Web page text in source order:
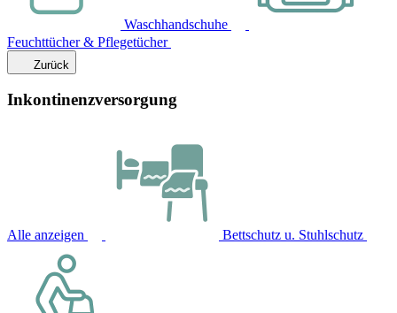
Waschhandschuhe
Feuchttücher & Pflegetücher
Zurück
Inkontinenzversorgung
Alle anzeigen Bettschutz u. Stuhlschutz